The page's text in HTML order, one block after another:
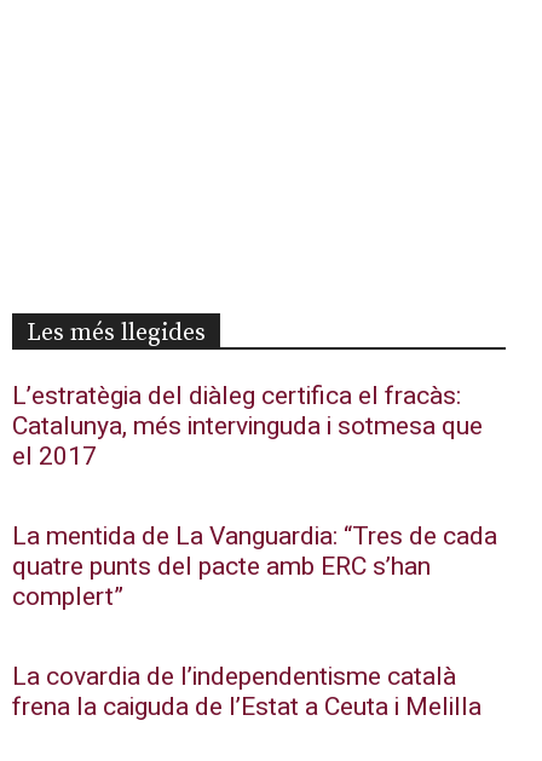
Les més llegides
L’estratègia del diàleg certifica el fracàs:
Catalunya, més intervinguda i sotmesa que
el 2017
La mentida de La Vanguardia: “Tres de cada
quatre punts del pacte amb ERC s’han
complert”
La covardia de l’independentisme català
frena la caiguda de l’Estat a Ceuta i Melilla